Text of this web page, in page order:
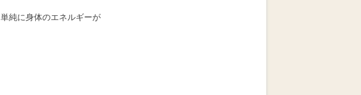
純に身体のエネルギーが